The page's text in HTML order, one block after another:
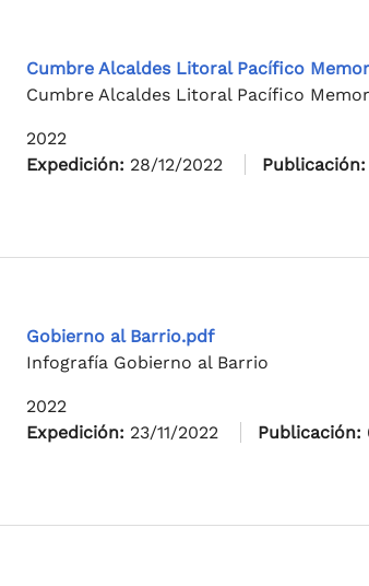
Cumbre Alcaldes Litoral Pacífico
Cumbre Alcaldes Litoral Pacífico
2022
Expedición: 28/12/2022 Publicación:
Gobierno al Barrio.pdf
Infografía Gobierno al Barrio
2022
Expedición: 23/11/2022 Publicación: